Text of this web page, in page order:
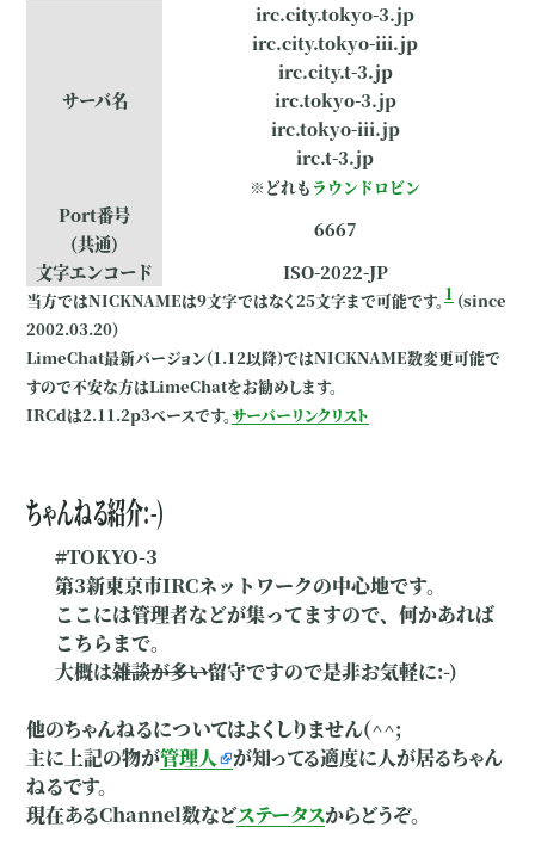
サーバ名
irc.city.tokyo-3.jp
irc.city.tokyo-iii.jp
irc.city.t-3.jp
irc.tokyo-3.jp
irc.tokyo-iii.jp
irc.t-3.jp
※どれも ラウンドロビン
Port番号
(共通)
6667
文字エンコード
ISO-2022-JP
当方ではNICKNAMEは9文字ではなく25文字まで可能です。1 (since
2002.03.20)
LimeChat最新バージョン(1.12以降)ではNICKNAME数変更可能で
すので不安な方はLimeChatをお勧めします。
IRCdは2.11.2p3ベースです。サーバーリンクリスト
ちゃんねる紹介:-)
#TOKYO-3
第3新東京市IRCネットワークの中心地です。
ここには管理者などが集ってますので、何かあれば
こちらまで。
大概は雑談が多い留守ですので是非お気軽に:-)
他のちゃんねるについてはよくしりません(^^;
主に上記の物が管理人 が知ってる適度に人が居るちゃん
ねるです。
現在あるChannel数などステータスからどうぞ。